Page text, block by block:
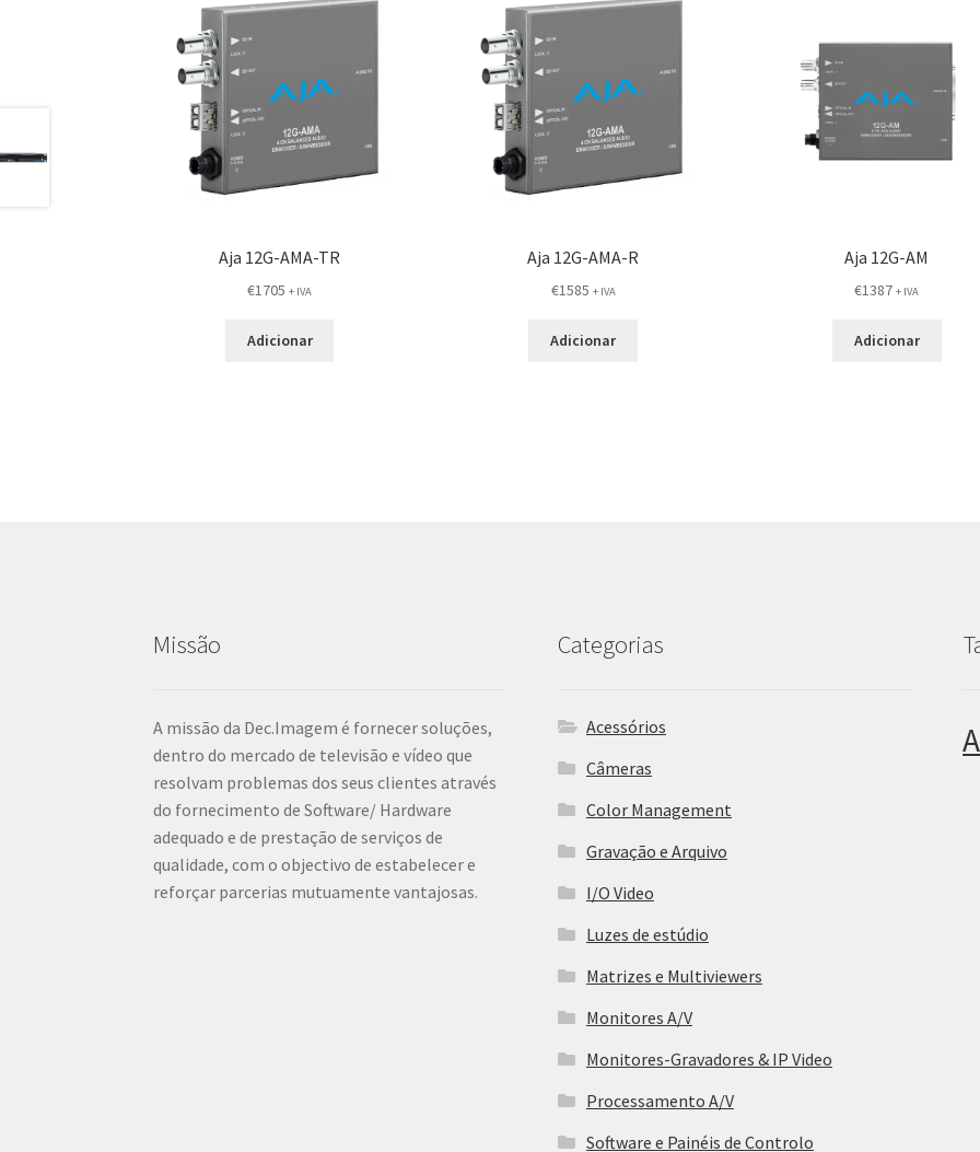
Aja 12G-AMA-TR
€1705 + IVA
Adicionar
Aja 12G-AMA-R
€1585 + IVA
Adicionar
Aja 12G-AM
€1387 + IVA
Adicionar
Missão
A missão da Dec.Imagem é fornecer soluções,
dentro do mercado de televisão e vídeo que
resolvam problemas dos seus clientes através
do fornecimento de Software/ Hardware
adequado e de prestação de serviços de
qualidade, com o objectivo de estabelecer e
reforçar parcerias mutuamente vantajosas.
Categorias
Acessórios
Câmeras
Color Management
Gravação e Arquivo
I/O Video
Luzes de estúdio
Matrizes e Multiviewers
Monitores A/V
Monitores-Gravadores & IP Video
Processamento A/V
Software e Painéis de Controlo